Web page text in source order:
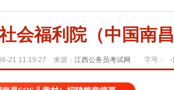
会福利院（中国南
21 11:19:27 来源： 江西公务员考试网 字号：